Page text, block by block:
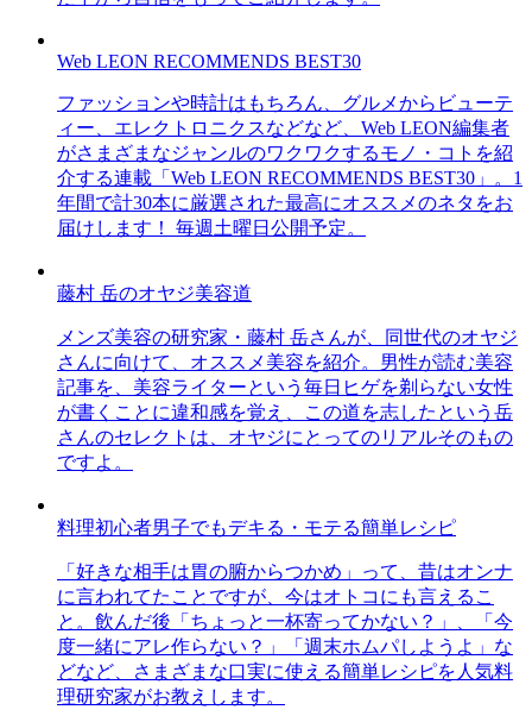
Web LEON RECOMMENDS BEST30
ファッションや時計はもちろん、グルメからビューテ
ィー、エレクトロニクスなどなど、Web LEON編集者
がさまざまなジャンルのワクワクするモノ・コトを紹
介する連載「Web LEON RECOMMENDS BEST30」。1
年間で計30本に厳選された最高にオススメのネタをお
届けします！ 毎週土曜日公開予定。
藤村 岳のオヤジ美容道
メンズ美容の研究家・藤村 岳さんが、同世代のオヤジ
さんに向けて、オススメ美容を紹介。男性が読む美容
記事を、美容ライターという毎日ヒゲを剃らない女性
が書くことに違和感を覚え、この道を志したという岳
さんのセレクトは、オヤジにとってのリアルそのもの
ですよ。
料理初心者男子でもデキる・モテる簡単レシピ
「好きな相手は胃の腑からつかめ」って、昔はオンナ
に言われてたことですが、今はオトコにも言えるこ
と。飲んだ後「ちょっと一杯寄ってかない？」、「今
度一緒にアレ作らない？」「週末ホムパしようよ」な
どなど、さまざまな口実に使える簡単レシピを人気料
理研究家がお教えします。